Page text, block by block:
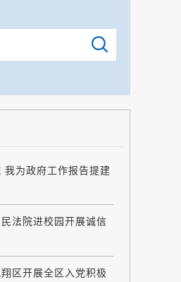
我为政府工作报告提建
法院进校园开展诚信
区开展全区入党积极